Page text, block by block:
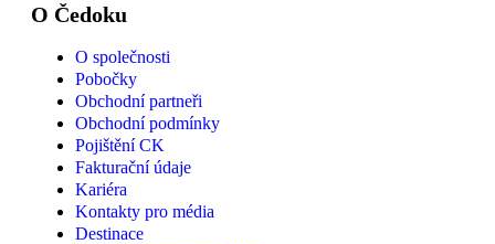
O Čedoku
O společnosti
Pobočky
Obchodní partneři
Obchodní podmínky
Pojištění CK
Fakturační údaje
Kariéra
Kontakty pro média
Destinace